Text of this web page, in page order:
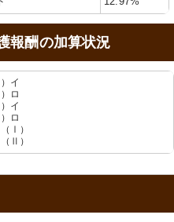
報酬の加算状況
イ
ロ
イ
ロ
Ⅰ）
Ⅱ）